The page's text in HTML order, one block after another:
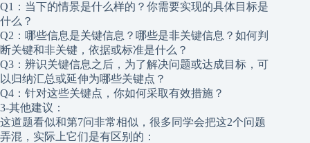
Q1：当下的情景是什么样的？你需要实现的具体目标是
什么？
Q2：哪些信息是关键信息？哪些是非关键信息？如何判
断关键和非关键，依据或标准是什么？
Q3：辨识关键信息之后，为了解决问题或达成目标，可
以归纳汇总或延伸为哪些关键点？
Q4：针对这些关键点，你如何采取有效措施？
3-其他建议：
这道题看似和第7问非常相似，很多同学会把这2个问题
弄混，实际上它们是有区别的：